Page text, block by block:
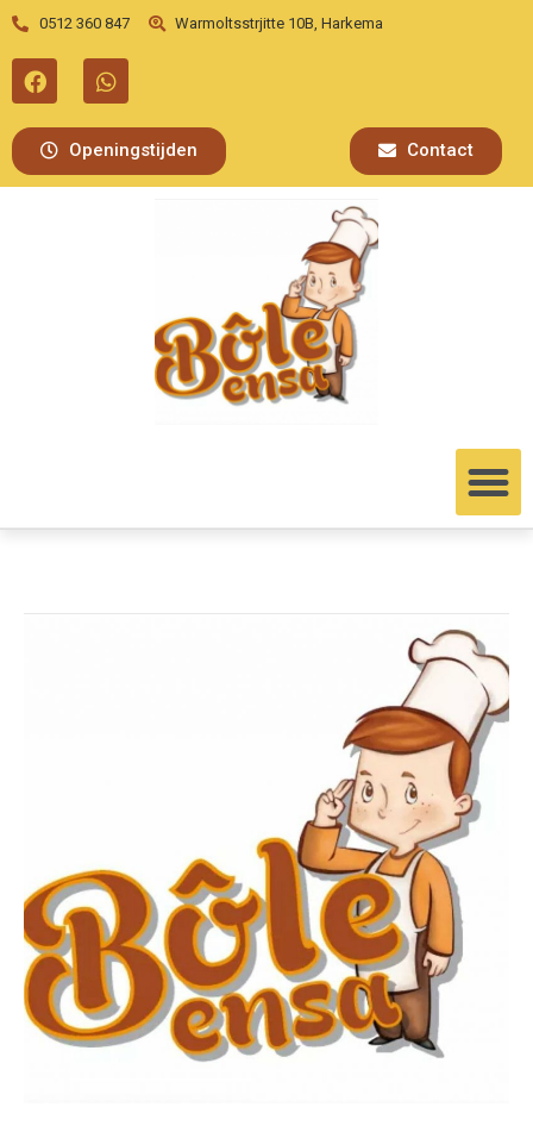
0512 360 847 Warmoltsstrjitte 10B, Harkema
Openingstijden Contact